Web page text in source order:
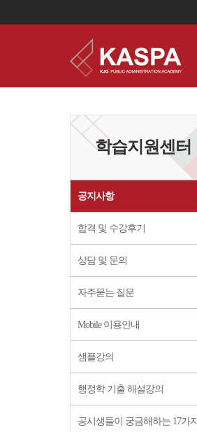
학습지원센터
공지사항
합격 및 수강후기
상담 및 문의
자주묻는 질문
Mobile 이용안내
샘플강의
행정학 기출 해설강의
공시생들이 궁금해하는 17가지